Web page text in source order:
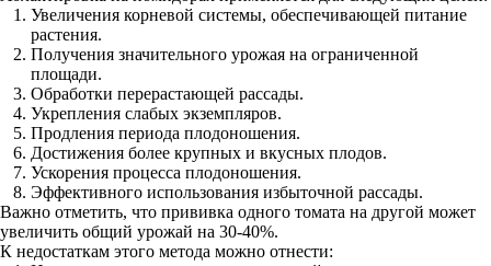
Увеличения корневой системы, обеспечивающей питание
растения.
Получения значительного урожая на ограниченной
площади.
Обработки перерастающей рассады.
Укрепления слабых экземпляров.
Продления периода плодоношения.
Достижения более крупных и вкусных плодов.
Ускорения процесса плодоношения.
Эффективного использования избыточной рассады.
Важно отметить, что прививка одного томата на другой может
увеличить общий урожай на 30-40%.
К недостаткам этого метода можно отнести: